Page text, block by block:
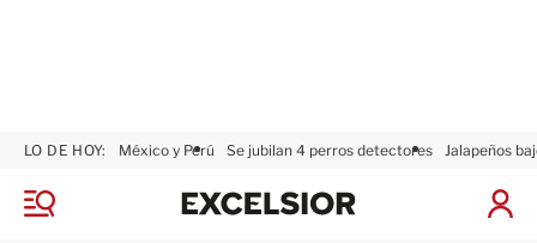
M
LO DE HOY: México y Perú Se jubilan 4 perros detectores Jalapeños
I
x